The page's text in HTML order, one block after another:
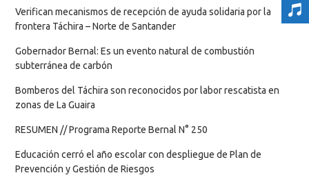
Verifican mecanismos de recepción de ayuda solidaria por la
frontera Táchira – Norte de Santander
Gobernador Bernal: Es un evento natural de combustión
subterránea de carbón
Bomberos del Táchira son reconocidos por labor rescatista en
zonas de La Guaira
RESUMEN // Programa Reporte Bernal N° 250
Educación cerró el año escolar con despliegue de Plan de
Prevención y Gestión de Riesgos